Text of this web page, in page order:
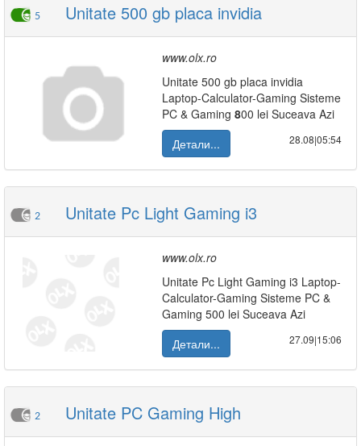
5 Unitate 500 gb placa invidia
www.olx.ro
Unitate 500 gb placa invidia
Laptop-Calculator-Gaming Sisteme
PC & Gaming 800 lei Suceava Azi
Детали...
28.08|05:54
2 Unitate Pc Light Gaming i3
www.olx.ro
Unitate Pc Light Gaming i3 Laptop-
Calculator-Gaming Sisteme PC &
Gaming 500 lei Suceava Azi
Детали...
27.09|15:06
2 Unitate PC Gaming High